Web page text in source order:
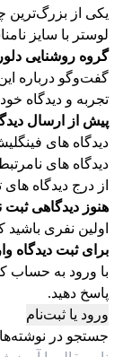
یکی از بزرگ‌ترین
لوستر با سایز
گروه روشنایی
گفت‌وگو درباره
تجربه و دیدگاه
پیش از ارسال
دیدگاه های
دیدگاه های
از درج دیدگاه های
هنوز دیدگاهی
اولین نفری
برای ثبت دیدگاه
با ورود به حساب
پاسخ دهید.
ورود یا ثبت‌نام
جستجو در نوشته‌ها